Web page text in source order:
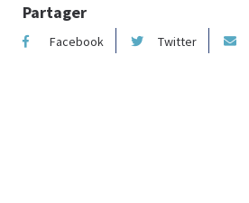
Partager
Facebook Twitter